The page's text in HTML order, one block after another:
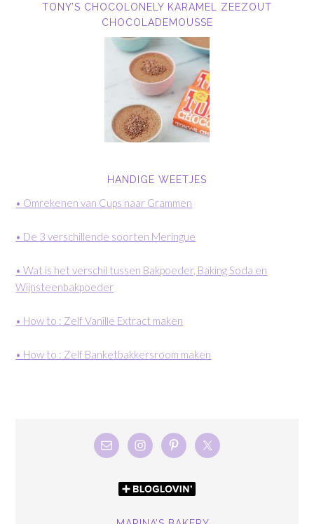
TONY’S CHOCOLONELY KARAMEL ZEEZOUT
CHOCOLADEMOUSSE
HANDIGE WEETJES
• Omrekenen van Cups naar Grammen
• De 3 verschillende soorten Meringue
• Wat is het verschil tussen Bakpoeder, Baking Soda en
Wijnsteenbakpoeder
• How to : Zelf Vanille Extract maken
• How to : Zelf Banketbakkersroom maken